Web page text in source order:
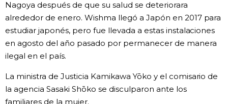
Fragmentos de Japón
Gente
Blog
Nagoya después de que su salud se deteriorara
alrededor de enero. Wishma llegó a Japón en 2017 para
estudiar japonés, pero fue llevada a estas instalaciones
en agosto del año pasado por permanecer de manera
ilegal en el país.
La ministra de Justicia Kamikawa Yōko y el comisario de
la agencia Sasaki Shōko se disculparon ante los
familiares de la mujer.